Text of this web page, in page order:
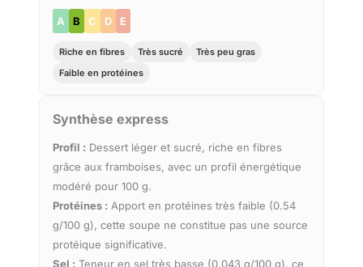
A B C D E
Riche en fibres Très sucré
Très peu gras
Faible en protéines
Synthèse express
Profil : Dessert léger et sucré, riche en fibres
grâce aux framboises, avec un profil énergétique
modéré pour 100 g.
Protéines : Apport en protéines très faible (0.54
g/100 g), cette soupe ne constitue pas une source
protéique significative.
Sel : Teneur en sel très basse (0.043 g/100 g), ce